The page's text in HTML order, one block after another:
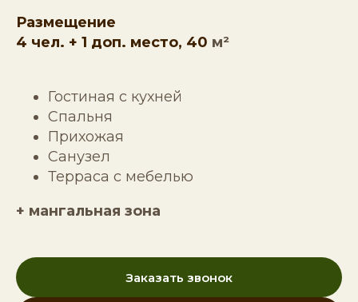
Размещение
4 чел. + 1 доп. место, 40 м²
Гостиная с кухней
Спальня
Прихожая
Санузел
Терраса с мебелью
+ мангальная зона
Заказать звонок